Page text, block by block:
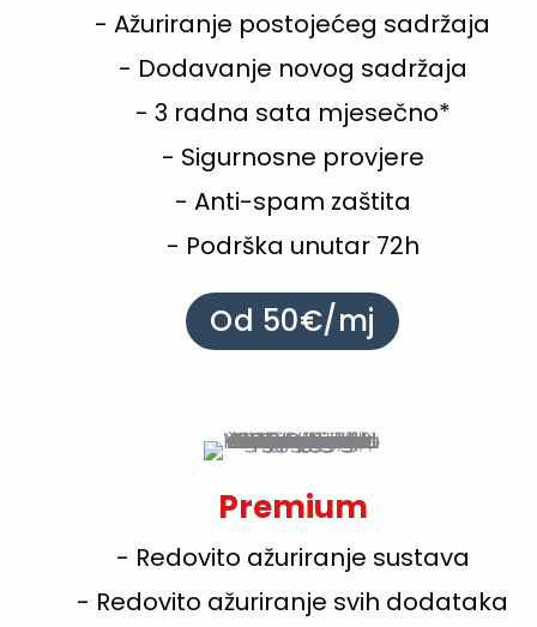
- Ažuriranje postojećeg sadržaja
- Dodavanje novog sadržaja
- 3 radna sata mjesečno*
- Sigurnosne provjere
- Anti-spam zaštita
- Podrška unutar 72h
Od 50€/mj
Premium
- Redovito ažuriranje sustava
- Redovito ažuriranje svih dodataka